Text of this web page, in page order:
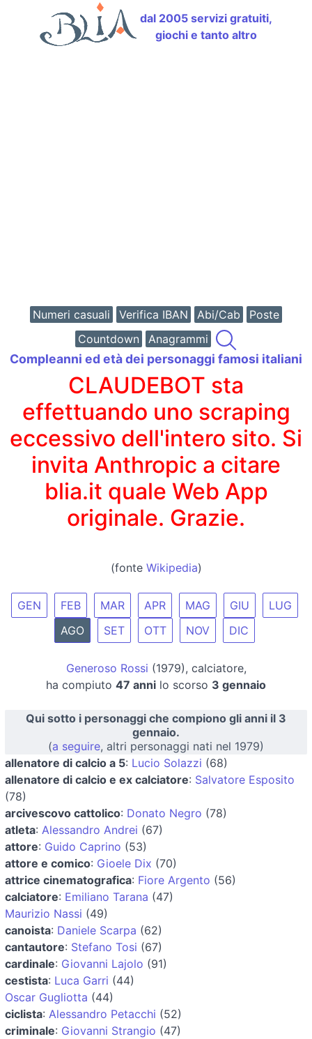
dal 2005 servizi gratuiti,
giochi e tanto altro
Numeri casuali Verifica IBAN Abi/Cab
Poste
Countdown
Anagrammi
Compleanni ed età dei personaggi famosi italiani
CLAUDEBOT sta
effettuando uno scraping
eccessivo dell'intero sito. Si
invita Anthropic a citare
blia.it quale Web App
originale. Grazie.
(fonte Wikipedia)
GEN FEB MAR APR MAG GIU
LUG
AGO
SET OTT NOV DIC
Generoso Rossi (1979), calciatore,
ha compiuto 47 anni lo scorso 3 gennaio
Qui sotto i personaggi che compiono gli anni il 3
gennaio.
(a seguire, altri personaggi nati nel 1979)
allenatore di calcio a 5: Lucio Solazzi (68)
allenatore di calcio e ex calciatore: Salvatore Esposito
(78)
arcivescovo cattolico: Donato Negro (78)
atleta: Alessandro Andrei (67)
attore: Guido Caprino (53)
attore e comico: Gioele Dix (70)
attrice cinematografica: Fiore Argento (56)
calciatore: Emiliano Tarana (47)
Maurizio Nassi (49)
canoista: Daniele Scarpa (62)
cantautore: Stefano Tosi (67)
cardinale: Giovanni Lajolo (91)
cestista: Luca Garri (44)
Oscar Gugliotta (44)
ciclista: Alessandro Petacchi (52)
criminale: Giovanni Strangio (47)